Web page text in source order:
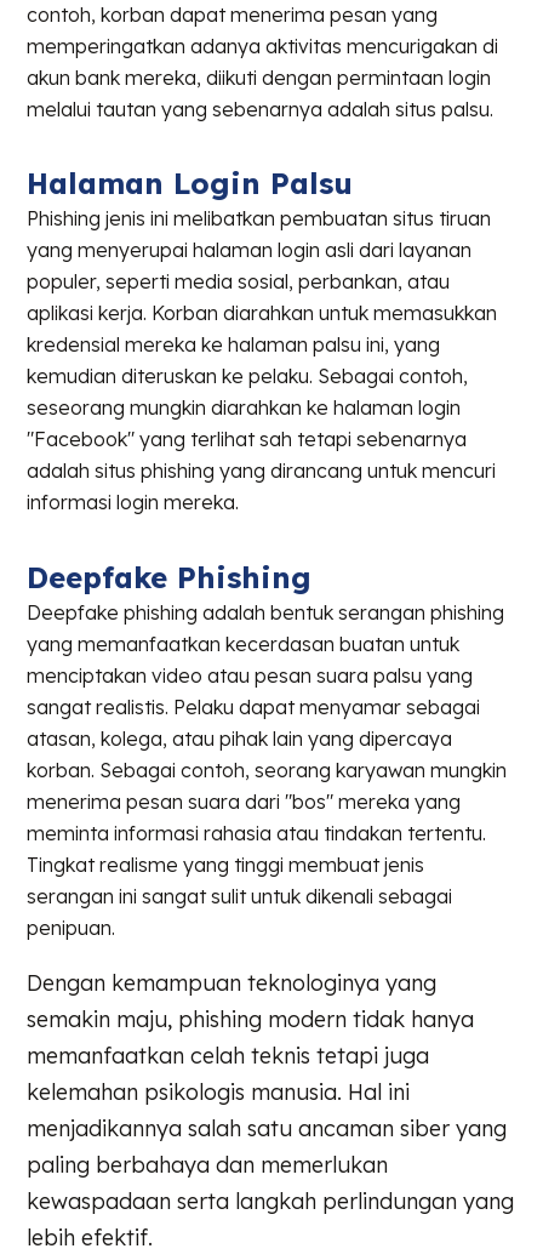
contoh, korban dapat menerima pesan yang
memperingatkan adanya aktivitas mencurigakan di
akun bank mereka, diikuti dengan permintaan login
melalui tautan yang sebenarnya adalah situs palsu.
Halaman Login Palsu
Phishing jenis ini melibatkan pembuatan situs tiruan
yang menyerupai halaman login asli dari layanan
populer, seperti media sosial, perbankan, atau
aplikasi kerja. Korban diarahkan untuk memasukkan
kredensial mereka ke halaman palsu ini, yang
kemudian diteruskan ke pelaku. Sebagai contoh,
seseorang mungkin diarahkan ke halaman login
"Facebook" yang terlihat sah tetapi sebenarnya
adalah situs phishing yang dirancang untuk mencuri
informasi login mereka.
Deepfake Phishing
Deepfake phishing adalah bentuk serangan phishing
yang memanfaatkan kecerdasan buatan untuk
menciptakan video atau pesan suara palsu yang
sangat realistis. Pelaku dapat menyamar sebagai
atasan, kolega, atau pihak lain yang dipercaya
korban. Sebagai contoh, seorang karyawan mungkin
menerima pesan suara dari "bos" mereka yang
meminta informasi rahasia atau tindakan tertentu.
Tingkat realisme yang tinggi membuat jenis
serangan ini sangat sulit untuk dikenali sebagai
penipuan.
Dengan kemampuan teknologinya yang
semakin maju, phishing modern tidak hanya
memanfaatkan celah teknis tetapi juga
kelemahan psikologis manusia. Hal ini
menjadikannya salah satu ancaman siber yang
paling berbahaya dan memerlukan
kewaspadaan serta langkah perlindungan yang
lebih efektif.